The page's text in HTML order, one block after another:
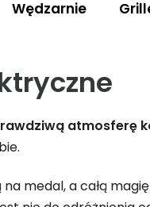
Wędzarnie
atmosferę
medal, a całą